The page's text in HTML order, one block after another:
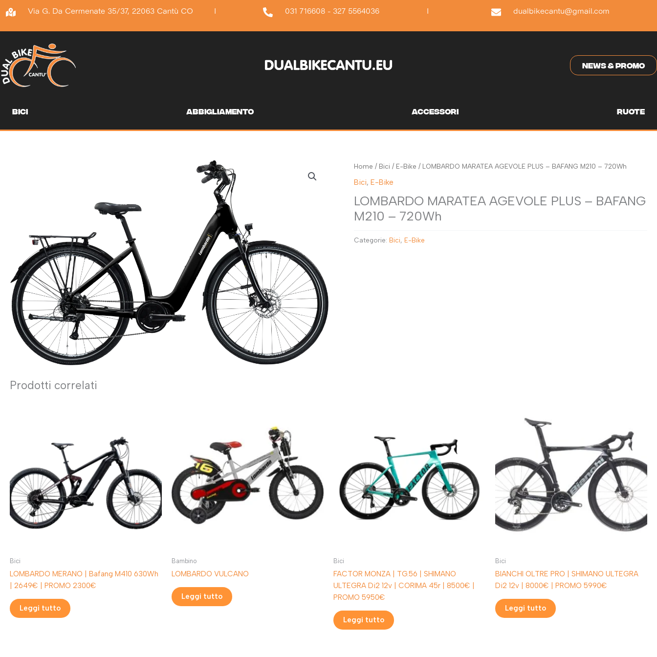
Via G. Da Cermenate 35/37, 22063 Cantù CO I 031 716608 - 327 5564036 I dualbikecantu@gmail.com
NEWS & PROMO
bici
BAMBINO CORSA & GRAVEL
abbigliamento
ginocchiere
giacche
salopette
scarpe
copriscarpe
accessori
luci rulli
ruote
Home / Bici / E-Bike / LOMBARDO MARATEA AGEVOLE PLUS – BAFANG M210 – 720Wh
Bici,E-Bike
LOMBARDO MARATEA AGEVOLE PLUS – BAFANG
M210 – 720Wh
Categorie:Bici,E-Bike
Prodotti correlati
Bici
LOMBARDO MERANO | Bafang M410 630Wh
| 2649€ | PROMO 2300€
Leggi tutto
Bambino
LOMBARDO VULCANO
Leggi tutto
Bici
FACTOR MONZA | TG.56 | SHIMANO
ULTEGRA Di2 12v | CORIMA 45r | 8500€ |
PROMO 5950€
Leggi tutto
Bici
BIANCHI OLTRE PRO | SHIMANO ULTEGRA
Di2 12v | 8000€ | PROMO 5990€
Leggi tutto